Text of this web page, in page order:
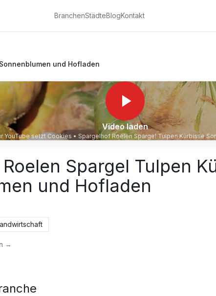
BranchenStädteBlogKontakt
und Hofladen
Video laden
YouTube setzt Cookies •
Spargel Tulpen
und Hofladen
→